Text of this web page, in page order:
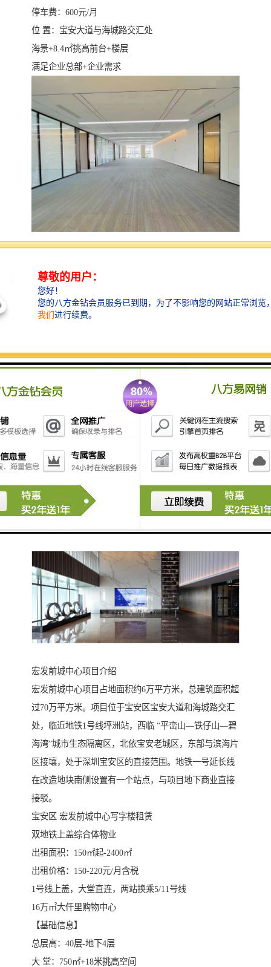
停车费：600元/月
位 置：宝安大道与海城路交汇处
海景+8.4㎡挑高前台+楼层
满足企业总部+企业需求
宏发前城中心占地面积约21公顷，总建筑面积超过80万
平方米。位于宝安区碧海中心片区，西临 “平峦山—铁
仔山—碧海湾”城市生态隔离区，北依宝安老城区，东部
据了深圳市“海、陆、空” 为集中的要地位置，具有良好
的发展前景。地铁一号延长线在改造地块南侧设置有一
个站点，与项目地下商业直接接驳，使得本项目具备了
发展成为片区核心的优势。
宏发前城中心处于城市综合服务功能组团的黄金节点，
业、居住、办公等综合功能于一体的生活区及商务、商
业中心。
宏发前城中心项目介绍
宏发前城中心项目占地面积约6万平方米，总建筑面积超
过70万平方米。项目位于宝安区宝安大道和海城路交汇
处，临近地铁1号线坪洲站，西临 “平峦山—铁仔山—碧
海湾”城市生态隔离区，北依宝安老城区，东部与滨海片
区接壤，处于深圳宝安区的直接范围。地铁一号延长线
在改造地块南侧设置有一个站点，与项目地下商业直接
接驳。
宝安区 宏发前城中心写字楼租赁
双地铁上盖综合体物业
出租面积：150㎡起-2400㎡
出租价格：150-220元/月含税
1号线上盖，大堂直连，两站换乘5/11号线
16万㎡大仟里购物中心
【基础信息】
总层高：40层-地下4层
大 堂：750㎡+18米挑高空间